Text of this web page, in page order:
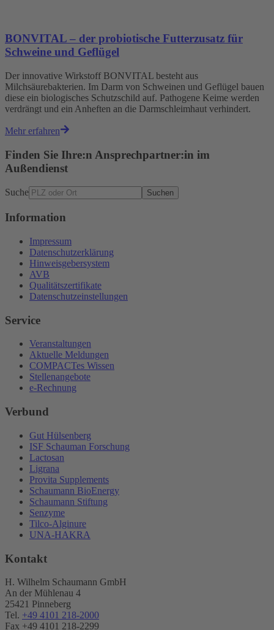
BONVITAL – der probiotische Futterzusatz für
Schweine und Geflügel
Der innovative Wirkstoff BONVITAL besteht aus
Milchsäurebakterien. Im Darm von Schweinen und Geflügel bauen
diese ein biologisches Schutzschild auf. Pathogene Keime werden
verdrängt und ein Anheften an die Darmschleimhaut verhindert.
Mehr erfahren
Finden Sie Ihre:n Ansprechpartner:in im
Außendienst
Suche Suchen
Information
Impressum
Datenschutzerklärung
Hinweisgebersystem
AVB
Qualitätszertifikate
Datenschutzeinstellungen
Service
Veranstaltungen
Aktuelle Meldungen
COMPACTes Wissen
Stellenangebote
e-Rechnung
Verbund
Gut Hülsenberg
ISF Schauman Forschung
Lactosan
Ligrana
Provita Supplements
Schaumann BioEnergy
Schaumann Stiftung
Senzyme
Tilco-Alginure
UNA-HAKRA
Kontakt
H. Wilhelm Schaumann GmbH
An der Mühlenau 4
25421 Pinneberg
Tel. +49 4101 218-2000
Fax +49 4101 218​-2299